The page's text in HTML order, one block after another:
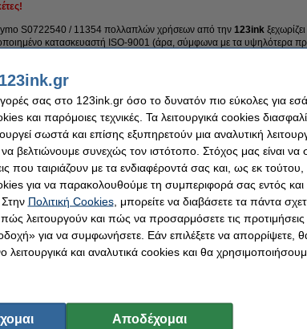
S0722540 / 11354 πολλαπλών χρήσεων από την 123ink
κατασκευαστή ISO-9001 (άρα, σύμφωνα με τα υψηλότερα
και με 100% εγγύηση!
Χρώμα:
ετικέτες
x 57 mm Κωδικός:
την αρχική ταινία!
για τη σειρά Dymo LabelWriter 550 και τη σειρά 5XL.
αγορά με εσένα!
σας στο 123ink.gr όσο το δυνατόν πιο εύκολες για
και παρόμοιες τεχνικές. Τα λειτουργικά cookies
σωστά και επίσης εξυπηρετούν μια αναλυτική
βελτιώνουμε συνεχώς τον ιστότοπο. Στόχος μας είναι να
που ταιριάζουν με τα ενδιαφέροντά σας και, ως εκ τούτου,
για να παρακολουθούμε τη συμπεριφορά σας εντός και
Πολιτική Cookies, μπορείτε να διαβάσετε τα πάντα
λειτουργούν και πώς να προσαρμόσετε τις προτιμήσεις
για να συμφωνήσετε. Εάν επιλέξετε να απορρίψετε,
και αναλυτικά cookies και θα
Αποδέχομαι